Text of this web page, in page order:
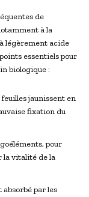
de
à la
légèrement acide
essentiels pour
biologique :
jaunissent en
fixation du
pour
la vitalité de la
par les